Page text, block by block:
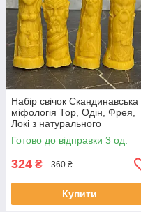
Набір свічок Скандинавська
міфологія Тор, Одін, Фрея,
Локі з натурального
бджолиного воску для декору
на подарунок
Готово до відправки 3 од.
324 ₴ 360 ₴
Купити